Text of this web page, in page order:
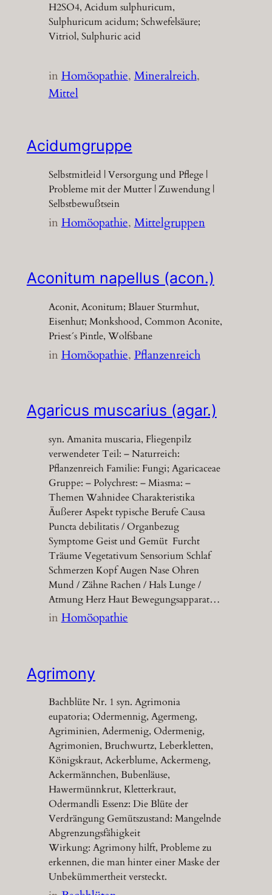
H2SO4, Acidum sulphuricum,
Sulphuricum acidum; Schwefelsäure;
Vitriol, Sulphuric acid
inHomöopathie, Mineralreich
Mittel
Acidumgruppe
Selbstmitleid | Versorgung und Pflege |
Probleme mit der Mutter | Zuwendung |
Selbstbewußtsein
inHomöopathie, Mittelgruppen
Aconitum napellus (acon.)
Aconit, Aconitum; Blauer Sturmhut,
Eisenhut; Monkshood, Common Aconite,
Priest´s Pintle, Wolfsbane
inHomöopathie, Pflanzenreich
Agaricus muscarius (agar.)
syn. Amanita muscaria, Fliegenpilz
verwendeter Teil: – Naturreich:
Pflanzenreich Familie: Fungi; Agaricaceae
Gruppe: – Polychrest: – Miasma: –
Themen Wahnidee Charakteristika
Äußerer Aspekt typische Berufe Causa
Puncta debilitatis / Organbezug
Symptome Geist und Gemüt Furcht
Träume Vegetativum Sensorium Schlaf
Schmerzen Kopf Augen Nase Ohren
Mund / Zähne Rachen / Hals Lunge /
Atmung Herz Haut Bewegungsapparat…
inHomöopathie
Agrimony
Bachblüte Nr. 1 syn. Agrimonia
eupatoria; Odermennig, Agermeng,
Agriminien, Adermenig, Odermenig,
Agrimonien, Bruchwurtz, Leberkletten,
Königskraut, Ackerblume, Ackermeng,
Ackermännchen, Bubenläuse,
Hawermünnkrut, Kletterkraut,
Odermandli Essenz: Die Blüte der
Verdrängung Gemütszustand: Mangelnde
Abgrenzungsfähigkeit
Wirkung: Agrimony hilft, Probleme zu
erkennen, die man hinter einer Maske der
Unbekümmertheit versteckt.